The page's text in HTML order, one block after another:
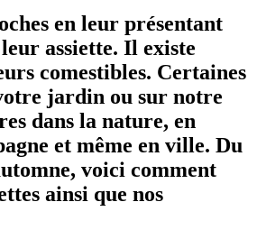
en leur présentant
assiette. Il existe
comestibles. Certaines
jardin ou sur notre
dans la nature, en
et même en ville. Du
voici comment
ainsi que nos